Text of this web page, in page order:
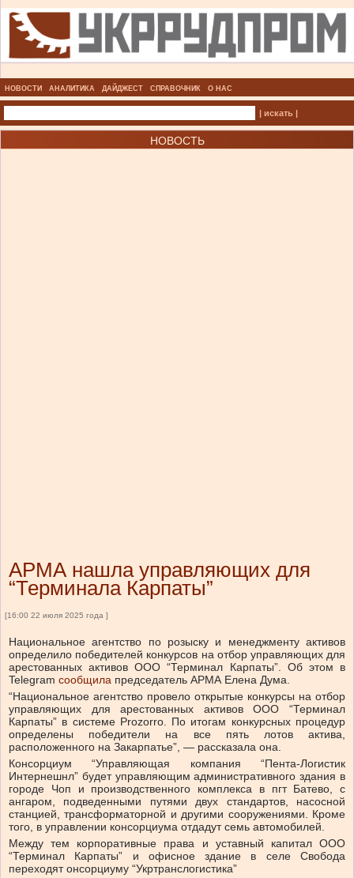
НОВОСТИ АНАЛИТИКА ДАЙДЖЕСТ СПРАВОЧНИК О НАС
| искать |
НОВОСТЬ
АРМА нашла управляющих для
“Терминала Карпаты”
[16:00 22 июля 2025 года ]
Национальное агентство по розыску и менеджменту активов
определило победителей конкурсов на отбор управляющих для
арестованных активов ООО “Терминал Карпаты”. Об этом в
Telegram сообщила председатель АРМА Елена Дума.
“Национальное агентство провело открытые конкурсы на отбор
управляющих для арестованных активов ООО “Терминал
Карпаты” в системе Prozorro. По итогам конкурсных процедур
определены победители на все пять лотов актива,
расположенного на Закарпатье”, — рассказала она.
Консорциум “Управляющая компания “Пента-Логистик
Интернешнл” будет управляющим административного здания в
городе Чоп и производственного комплекса в пгт Батево, с
ангаром, подведенными путями двух стандартов, насосной
станцией, трансформаторной и другими сооружениями. Кроме
того, в управлении консорциума отдадут семь автомобилей.
Между тем корпоративные права и уставный капитал ООО
“Терминал Карпаты” и офисное здание в селе Свобода
переходят онсорциуму “Укртранслогистика”